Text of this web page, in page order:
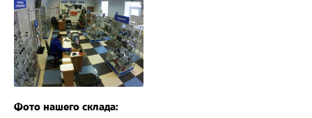
Фото нашего склада: